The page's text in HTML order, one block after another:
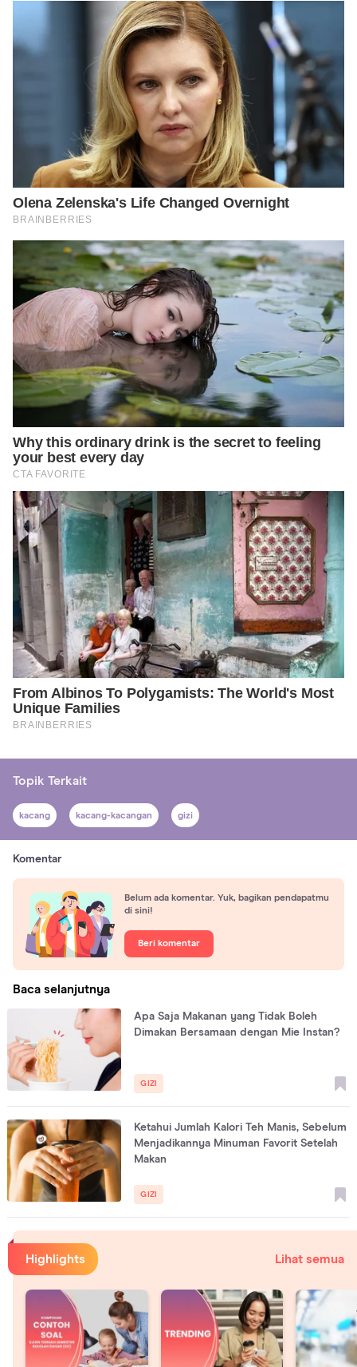
Topik Terkait
kacang kacang-kacangan gizi
Komentar
Belum ada komentar. Yuk, bagikan pendapatmu
di sini!
Beri komentar
Baca selanjutnya
Apa Saja Makanan yang Tidak Boleh
Dimakan Bersamaan dengan Mie Instan?
GIZI
Ketahui Jumlah Kalori Teh Manis, Sebelum
Menjadikannya Minuman Favorit Setelah
Makan
GIZI
Highlights Lihat semua